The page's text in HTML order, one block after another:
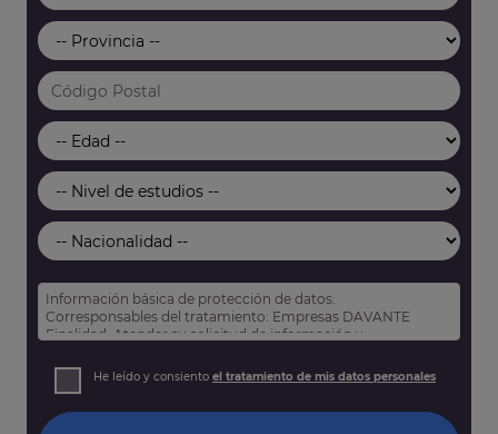
Información básica de protección de datos:
Corresponsables del tratamiento: Empresas DAVANTE
Finalidad: Atender su solicitud de información y
Derechos: Puede acceder, rectificar y suprimir sus datos,
así como otros derechos tal y como se explica en nuestra
He leído y consiento el tratamiento de mis datos personales